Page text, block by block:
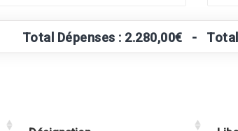
Total Dépenses : 2.280,00€ -